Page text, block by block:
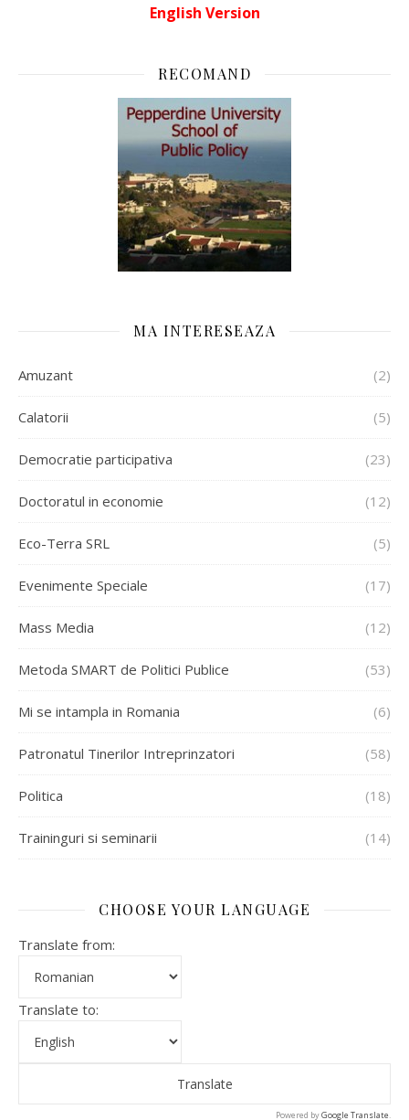
English Version
RECOMAND
MA INTERESEAZA
Amuzant (2)
Calatorii (5)
Democratie participativa (23)
Doctoratul in economie (12)
Eco-Terra SRL (5)
Evenimente Speciale (17)
Mass Media (12)
Metoda SMART de Politici Publice (53)
Mi se intampla in Romania (6)
Patronatul Tinerilor Intreprinzatori (58)
Politica (18)
Traininguri si seminarii (14)
CHOOSE YOUR LANGUAGE
Translate from:
Translate to:
Powered byGoogle Translate.